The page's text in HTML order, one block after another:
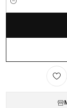
Cantidad